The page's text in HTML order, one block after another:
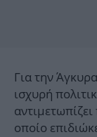
Για την
ισχυρή
οποίο